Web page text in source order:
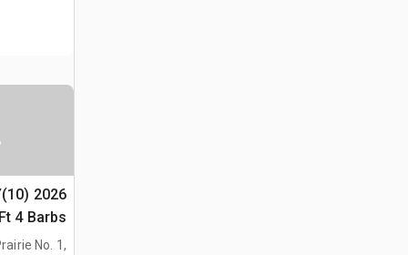
(Unused)
No. 1,